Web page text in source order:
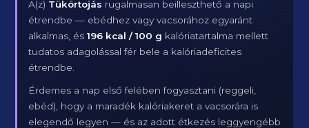
A(z) Tükörtojás rugalmasan beilleszthető a napi
étrendbe — ebédhez vagy vacsorához egyaránt
alkalmas, és196 kcal / 100 g kalóriatartalma mellett
tudatos adagolással fér bele a kalóriadeficites
étrendbe.
Érdemes a nap első felében fogyasztani (reggeli,
ebéd), hogy a maradék kalóriakeret a vacsorára is
elegendő legyen — és az adott étkezés leggyengébb